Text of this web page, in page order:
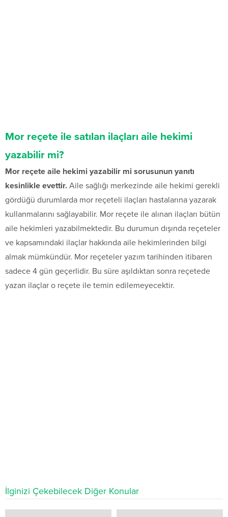
Mor reçete ile satılan ilaçları aile hekimi
yazabilir mi?
Mor reçete aile hekimi yazabilir mi sorusunun yanıtı
kesinlikle evettir. Aile sağlığı merkezinde aile hekimi gerekli
gördüğü durumlarda mor reçeteli ilaçları hastalarına yazarak
kullanmalarını sağlayabilir. Mor reçete ile alınan ilaçları bütün
aile hekimleri yazabilmektedir. Bu durumun dışında reçeteler
ve kapsamındaki ilaçlar hakkında aile hekimlerinden bilgi
almak mümkündür. Mor reçeteler yazım tarihinden itibaren
sadece 4 gün geçerlidir. Bu süre aşıldıktan sonra reçetede
yazan ilaçlar o reçete ile temin edilemeyecektir.
İlginizi Çekebilecek Diğer Konular